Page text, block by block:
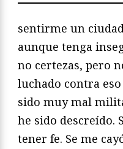
sentirme un
aunque tenga
no certezas, pero
luchado contra
sido muy mal
he sido descreído.
tener fe. Se me